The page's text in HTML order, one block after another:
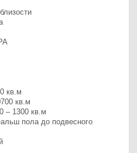
кв.м
кв.м
– 1300 кв.м
пола до подвесного